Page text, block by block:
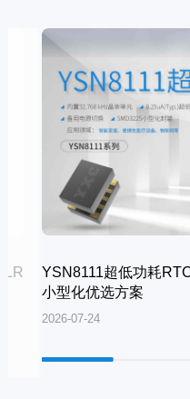
YSN8111超低功耗
小型化优选方案
2026-07-24